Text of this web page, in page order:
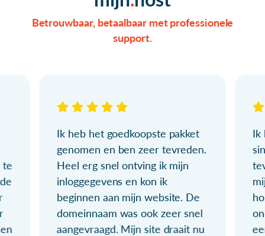
Betrouwbaar, betaalbaar met professionele
support.
te
Ik heb het goedkoopste pakket
genomen en ben zeer tevreden.
Heel erg snel ontving ik mijn
inloggegevens en kon ik
beginnen aan mijn website. De
domeinnaam was ook zeer snel
aangevraagd. Mijn site draait nu
Ik